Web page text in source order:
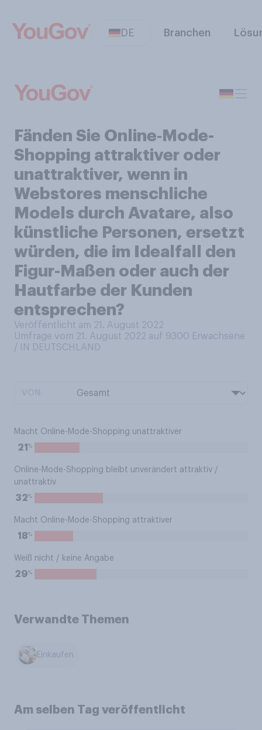
DE Branchen
Fänden Sie Online‑Mode-
Shopping attraktiver oder
unattraktiver, wenn in
Webstores menschliche
Models durch Avatare, also
künstliche Personen, ersetzt
würden, die im Idealfall den
Figur-Maßen oder auch der
Hautfarbe der Kunden
entsprechen?
Veröffentlicht am 21. August 2022
Umfrage vom 21. August 2022 auf 9300 Erwachsene
/ IN DEUTSCHLAND
Macht Online-Mode-Shopping unattraktiver
21 %
Online-Mode-Shopping bleibt unverändert attraktiv /
unattraktiv
32%
Macht Online-Mode-Shopping attraktiver
18%
Weiß nicht / keine Angabe
29%
Verwandte Themen
Einkaufen
Am selben Tag veröffentlicht